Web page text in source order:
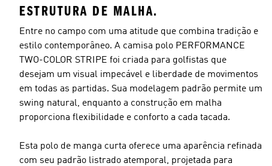
ESTRUTURA DE MALHA.
Entre no campo com uma atitude que combina tradição e
estilo contemporâneo. A camisa polo PERFORMANCE
TWO-COLOR STRIPE foi criada para golfistas que
desejam um visual impecável e liberdade de movimentos
em todas as partidas. Sua modelagem padrão permite um
swing natural, enquanto a construção em malha
proporciona flexibilidade e conforto a cada tacada.
Esta polo de manga curta oferece uma aparência refinada
com seu padrão listrado atemporal, projetada para